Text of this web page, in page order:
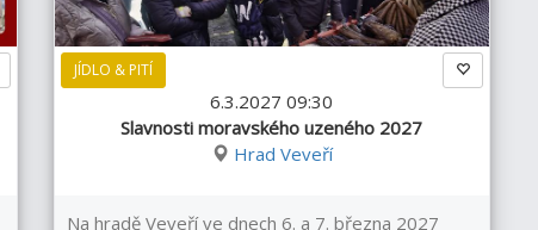
JÍDLO & PITÍ
6.3.2027 09:30
Slavnosti moravského uzeného 2027
Hrad Veveří
Na hradě Veveří ve dnech 6. a 7. března 2027